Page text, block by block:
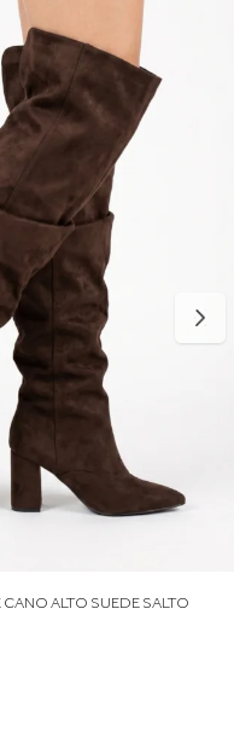
indispensável para quem
calçado.
sofisticado e alongador
escolher o tamanho
A primeira troca é grátis.
ALTO SUEDE SALTO